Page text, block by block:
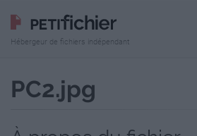
Hébergeur de fichiers indépendant
PC2.jpg